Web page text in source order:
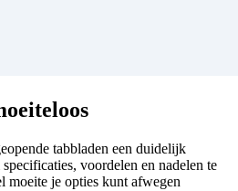
tabbladen een duidelijk
voordelen en nadelen te
moeite je opties kunt afwegen